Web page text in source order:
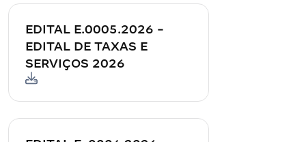
EDITAL E.0005.2026 -
EDITAL DE TAXAS E
SERVIÇOS 2026